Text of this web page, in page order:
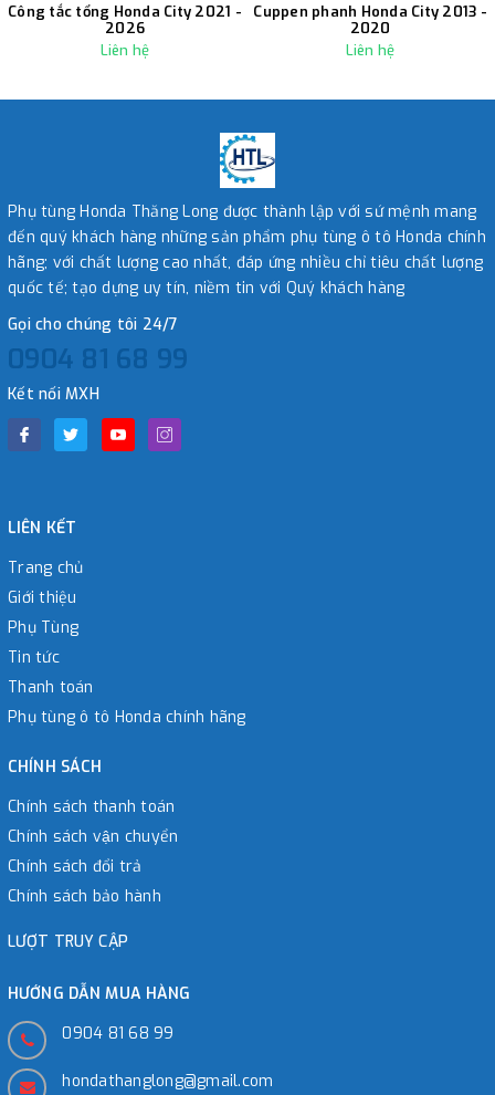
Công tắc tổng Honda City 2021 -
2026
Liên hệ
Cuppen phanh Honda City 2013 -
2020
Liên hệ
Phụ tùng Honda Thăng Long được thành lập với sứ mệnh mang
đến quý khách hàng những sản phẩm phụ tùng ô tô Honda chính
hãng; với chất lượng cao nhất, đáp ứng nhiều chỉ tiêu chất lượng
quốc tế; tạo dựng uy tín, niềm tin với Quý khách hàng
Gọi cho chúng tôi 24/7
0904 81 68 99
Kết nối MXH
LIÊN KẾT
Trang chủ
Giới thiệu
Phụ Tùng
Tin tức
Thanh toán
Phụ tùng ô tô Honda chính hãng
CHÍNH SÁCH
Chính sách thanh toán
Chính sách vận chuyển
Chính sách đổi trả
Chính sách bảo hành
LƯỢT TRUY CẬP
HƯỚNG DẪN MUA HÀNG
0904 81 68 99
hondathanglong@gmail.com